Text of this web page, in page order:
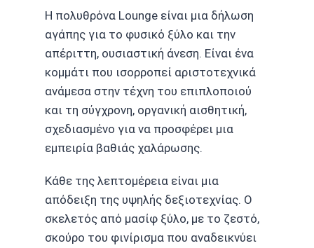
Η πολυθρόνα Lounge είναι μια δήλωση
αγάπης για το φυσικό ξύλο και την
απέριττη, ουσιαστική άνεση. Είναι ένα
κομμάτι που ισορροπεί αριστοτεχνικά
ανάμεσα στην τέχνη του επιπλοποιού
και τη σύγχρονη, οργανική αισθητική,
σχεδιασμένο για να προσφέρει μια
εμπειρία βαθιάς χαλάρωσης.
Κάθε της λεπτομέρεια είναι μια
απόδειξη της υψηλής δεξιοτεχνίας. Ο
σκελετός από μασίφ ξύλο, με το ζεστό,
σκούρο του φινίρισμα που αναδεικνύει